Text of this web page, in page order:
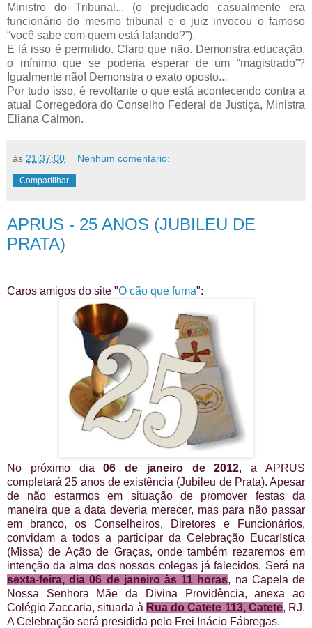
Ministro do Tribunal... (o prejudicado casualmente era
funcionário do mesmo tribunal e o juiz invocou o famoso
“você sabe com quem está falando?”).
E lá isso é permitido. Claro que não. Demonstra educação,
o mínimo que se poderia esperar de um “magistrado”?
Igualmente não! Demonstra o exato oposto...
Por tudo isso, é revoltante o que está acontecendo contra a
atual Corregedora do Conselho Federal de Justiça, Ministra
Eliana Calmon.
às 21:37:00 Nenhum comentário:
Compartilhar
APRUS - 25 ANOS (JUBILEU DE
PRATA)
Caros amigos do site "O cão que fuma":
No próximo dia06 de janeiro de 2012, a APRUS
completará 25 anos de existência (Jubileu de Prata). Apesar
de não estarmos em situação de promover festas da
maneira que a data deveria merecer, mas para não passar
em branco, os Conselheiros, Diretores e Funcionários,
convidam a todos a participar da Celebração Eucarística
(Missa) de Ação de Graças, onde também rezaremos em
intenção da alma dos nossos colegas já falecidos. Será na
sexta-feira, dia 06 de janeiro às 11 horas, na Capela de
Nossa Senhora Mãe da Divina Providência, anexa ao
Colégio Zaccaria, situada à Rua do Catete 113, Catete, RJ.
A Celebração será presidida pelo Frei Inácio Fábregas.